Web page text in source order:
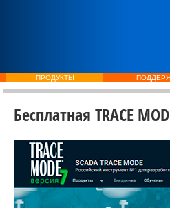
ПРОДУКТЫ
Бесплатная TRACE